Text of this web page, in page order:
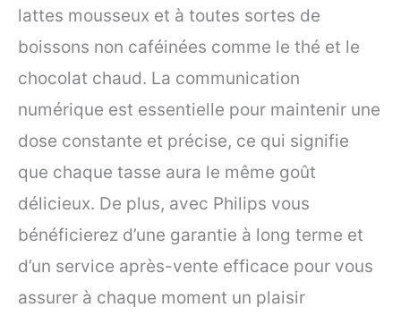
lattes mousseux et à toutes sortes de
boissons non caféinées comme le thé et le
chocolat chaud. La communication
numérique est essentielle pour maintenir une
dose constante et précise, ce qui signifie
que chaque tasse aura le même goût
délicieux. De plus, avec Philips vous
bénéficierez d’une garantie à long terme et
d’un service après-vente efficace pour vous
assurer à chaque moment un plaisir